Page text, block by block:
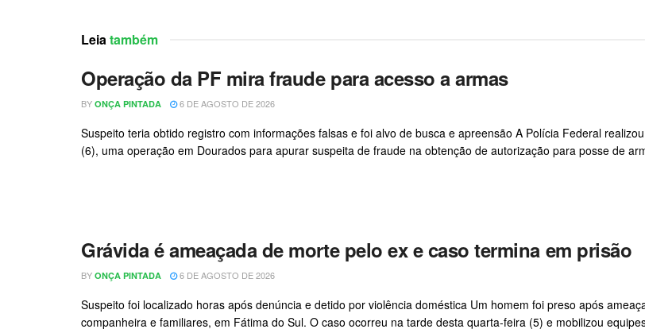
Leiatambém
Operação da PF mira fraude para acesso a armas
BY ONÇA PINTADA 6 DE AGOSTO DE 2026
Suspeito teria obtido registro com informações falsas e foi alvo de busca e apreensão A Polícia Federal
(6), uma operação em Dourados para apurar suspeita de fraude na obtenção de autorização para posse de
Grávida é ameaçada de morte pelo ex e caso termina em prisão
BY ONÇA PINTADA 6 DE AGOSTO DE 2026
Suspeito foi localizado horas após denúncia e detido por violência doméstica Um homem foi preso após
companheira e familiares, em Fátima do Sul. O caso ocorreu na tarde desta quarta-feira (5) e mobilizou